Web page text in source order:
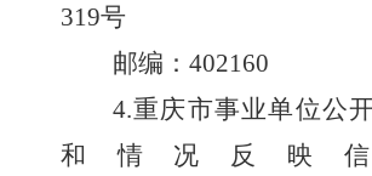
319号
邮编： 402160
4.重庆市事业单位公
和情况反映